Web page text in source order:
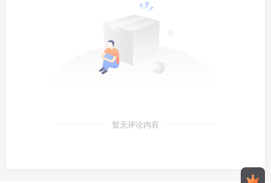
暂无评论内容